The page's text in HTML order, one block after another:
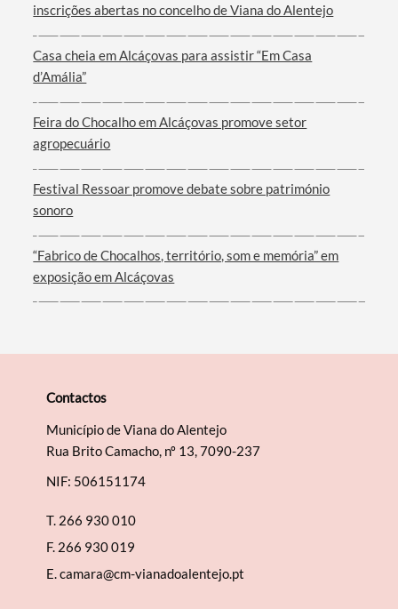
inscrições abertas no concelho de Viana do Alentejo
Casa cheia em Alcáçovas para assistir “Em Casa
d’Amália”
Feira do Chocalho em Alcáçovas promove setor
agropecuário
Festival Ressoar promove debate sobre património
sonoro
“Fabrico de Chocalhos, território, som e memória” em
exposição em Alcáçovas
Contactos
Município de Viana do Alentejo
Rua Brito Camacho, nº 13, 7090-237
NIF: 506151174
T. 266 930 010
F. 266 930 019
E.camara@cm-vianadoalentejo.pt